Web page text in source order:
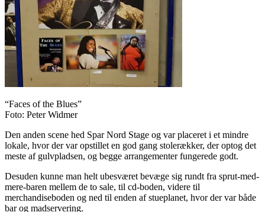
“Faces of the Blues”
Foto: Peter Widmer
Den anden scene hed Spar Nord Stage og var placeret i et mindre
lokale, hvor der var opstillet en god gang stolerækker, der optog det
meste af gulvpladsen, og begge arrangementer fungerede godt.
Desuden kunne man helt ubesværet bevæge sig rundt fra sprut-med-
mere-baren mellem de to sale, til cd-boden, videre til
merchandiseboden og ned til enden af stueplanet, hvor der var både
bar og madservering.